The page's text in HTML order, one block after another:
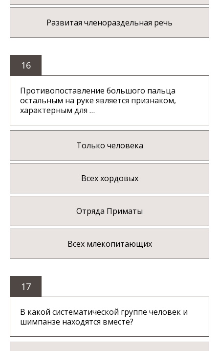
Развитая членораздельная речь
16
Противопоставление большого пальца
остальным на руке является признаком,
характерным для …
Только человека
Всех хордовых
Отряда Приматы
Всех млекопитающих
17
В какой систематической группе человек и
шимпанзе находятся вместе?